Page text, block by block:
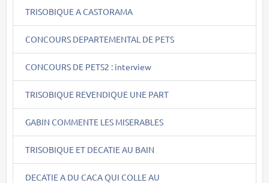
TRISOBIQUE A CASTORAMA
CONCOURS DEPARTEMENTAL DE PETS
CONCOURS DE PETS2 : interview
TRISOBIQUE REVENDIQUE UNE PART
GABIN COMMENTE LES MISERABLES
TRISOBIQUE ET DECATIE AU BAIN
DECATIE A DU CACA QUI COLLE AU